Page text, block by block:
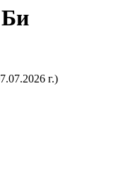
г.)